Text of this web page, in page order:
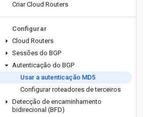
Criar Cloud Routers
Configurar
Cloud Routers
Sessões do BGP
Autenticação do BGP
Usar a autenticação MD5
Configurar roteadores de terceiros
Detecção de encaminhamento
bidirecional (BFD)